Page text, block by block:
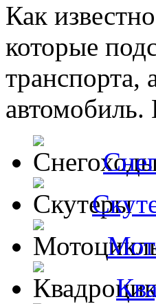
Как
которые
транспорта,